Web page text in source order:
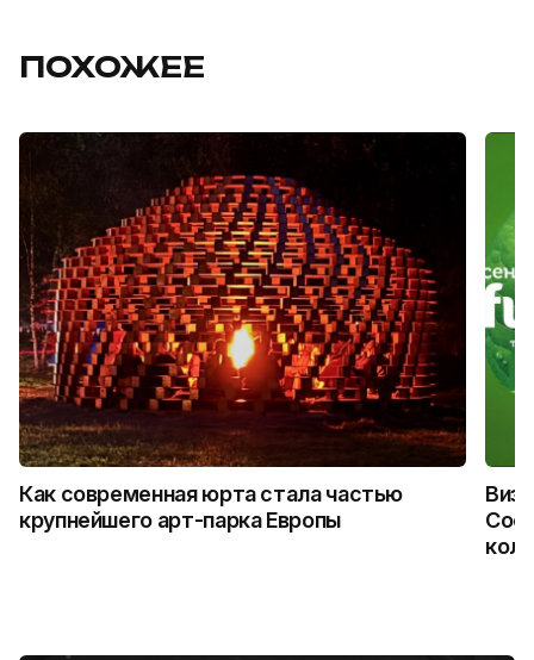
ПОХОЖЕЕ
Как современная юрта стала частью
крупнейшего арт-парка Европы